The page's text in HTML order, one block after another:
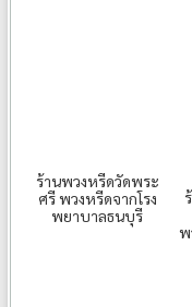
ร้านพวงหรีดวัดพระ
ศรี พวงหรีดจากโรง
พยาบาลธนบุรี
พ